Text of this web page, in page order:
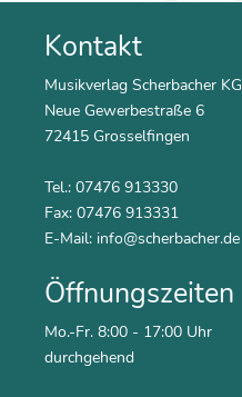
Kontakt
Musikverlag Scherbacher KG
Neue Gewerbestraße 6
72415 Grosselfingen
Tel.: 07476 913330
Fax: 07476 913331
E-Mail: info@scherbacher.de
Öffnungszeiten
Mo.-Fr. 8:00 - 17:00 Uhr
durchgehend